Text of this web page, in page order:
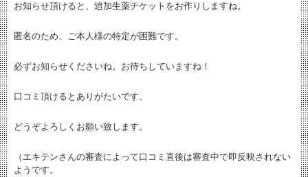
お知らせ頂けると、追加生薬チケットをお作りしますね。
匿名のため、ご本人様の特定が困難です。
必ずお知らせくださいね。お待ちしていますね！
口コミ頂けるとありがたいです。
どうぞよろしくお願い致します。
（エキテンさんの審査によって口コミ直後は審査中で即反映されない
ようです。